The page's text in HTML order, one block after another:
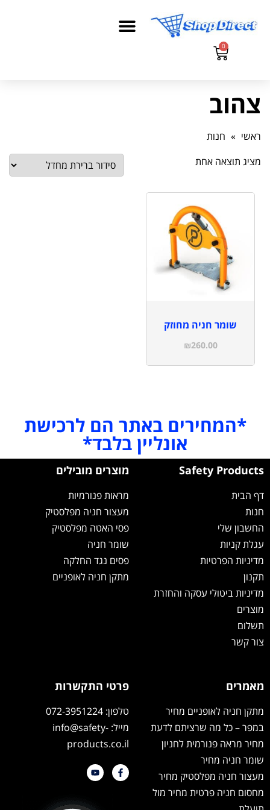
0
צהוב
ראשי » חנות
מציג תוצאה אחת
שומר חניה מחוזק
₪260.00
*המחירים באתר הם לרכישת
אונליין בלבד*
Safety Products
דף הבית
חנות
החשבון שלי
עגלת קניות
מדיניות הפרטיות
תקנון
מדיניות ביטולי עסקה והחזרת
מוצרים
תשלום
צור קשר
מוצרים מובילים
מראות פנורמיות
מעצור חניה מפלסטיק
פסי האטה מפלסטיק
שומר חניה
פסים נגד החלקה
מתקן חניה לאופניים
מאמרים
מתקן חניה לאופניים מחיר
במפר – כל מה שרציתם לדעת
מחיר מראה פנורמית לחניון
שומר חניה מחיר
מעצור חניה מפלסטיק מחיר
מחסום חניה פרטית מחיר מול
פרטי התקשרות
טלפון: 072-3951224
מייל: info@safety-
products.co.il